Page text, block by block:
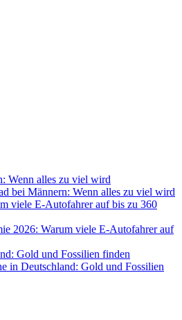
bei Männern: Wenn alles zu viel wird
2026: Warum viele E-Autofahrer auf
in Deutschland: Gold und Fossilien